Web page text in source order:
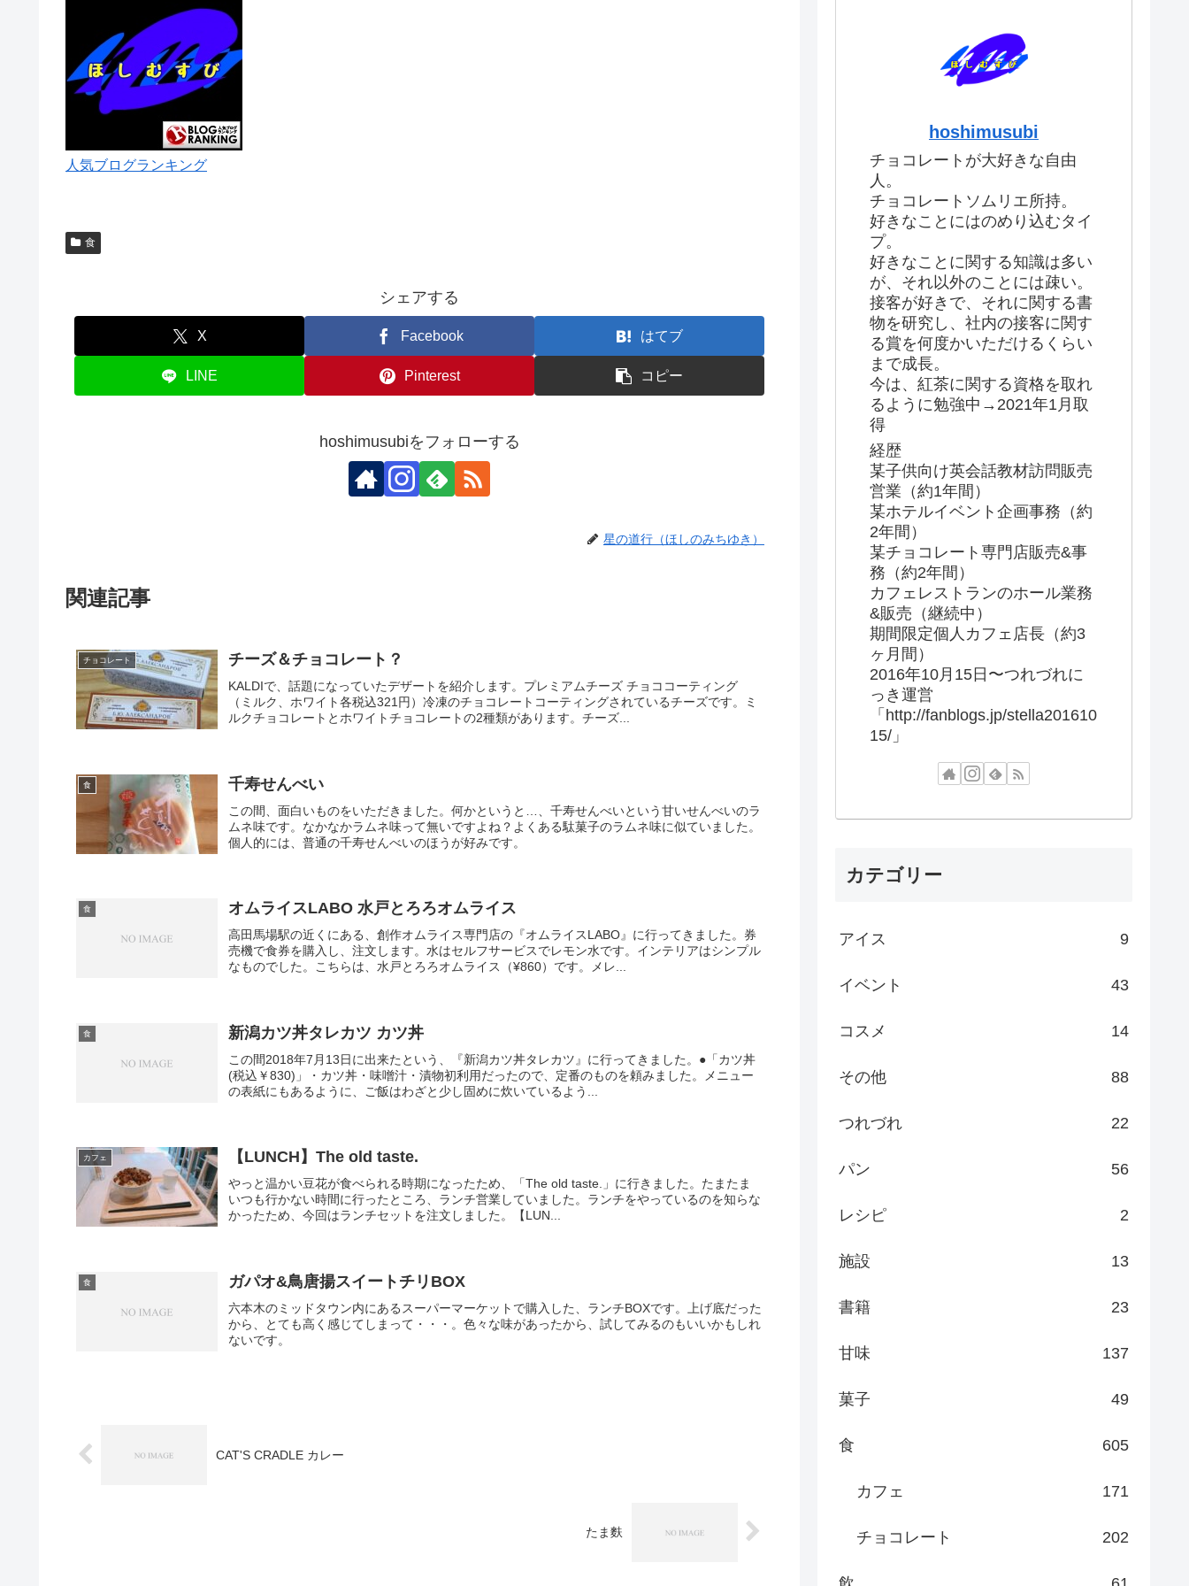
人気ブログランキング
食
シェアする
X Facebook はてブ
LINE Pinterest コピー
hoshimusubiをフォローする
星の道行（ほしのみちゆき）
関連記事
チョコレート チーズ＆チョコレート？
KALDIで、話題になっていたデザートを紹介します。プレミアムチーズ チョココーティング
（ミルク、ホワイト各税込321円）冷凍のチョコレートコーティングされているチーズです。ミ
ルクチョコレートとホワイトチョコレートの2種類があります。チーズ...
食 千寿せんべい
この間、面白いものをいただきました。何かというと…、千寿せんべいという甘いせんべいのラ
ムネ味です。なかなかラムネ味って無いですよね？よくある駄菓子のラムネ味に似ていました。
個人的には、普通の千寿せんべいのほうが好みです。
食 オムライスLABO 水戸とろろオムライス
高田馬場駅の近くにある、創作オムライス専門店の『オムライスLABO』に行ってきました。券
売機で食券を購入し、注文します。水はセルフサービスでレモン水です。インテリアはシンプル
なものでした。こちらは、水戸とろろオムライス（¥860）です。メレ...
食 新潟カツ丼タレカツ カツ丼
この間2018年7月13日に出来たという、『新潟カツ丼タレカツ』に行ってきました。●「カツ丼
(税込￥830)」・カツ丼・味噌汁・漬物初利用だったので、定番のものを頼みました。メニュー
の表紙にもあるように、ご飯はわざと少し固めに炊いているよう...
カフェ 【LUNCH】The old taste.
やっと温かい豆花が食べられる時期になったため、「The old taste.」に行きました。たまたま
いつも行かない時間に行ったところ、ランチ営業していました。ランチをやっているのを知らな
かったため、今回はランチセットを注文しました。【LUN...
食 ガパオ&鳥唐揚スイートチリBOX
六本木のミッドタウン内にあるスーパーマーケットで購入した、ランチBOXです。上げ底だった
から、とても高く感じてしまって・・・。色々な味があったから、試してみるのもいいかもしれ
ないです。
CAT'S CRADLE カレー
たま麩
hoshimusubi
チョコレートが大好きな自由
人。
チョコレートソムリエ所持。
好きなことにはのめり込むタイ
プ。
好きなことに関する知識は多い
が、それ以外のことには疎い。
接客が好きで、それに関する書
物を研究し、社内の接客に関す
る賞を何度かいただけるくらい
まで成長。
今は、紅茶に関する資格を取れ
るように勉強中→2021年1月取
得
経歴
某子供向け英会話教材訪問販売
営業（約1年間）
某ホテルイベント企画事務（約
2年間）
某チョコレート専門店販売&事
務（約2年間）
カフェレストランのホール業務
&販売（継続中）
期間限定個人カフェ店長（約3
ヶ月間）
2016年10月15日〜つれづれに
っき運営
「http://fanblogs.jp/stella201610
15/」
カテゴリー
アイス 9
イベント 43
コスメ 14
その他 88
つれづれ 22
パン 56
レシピ 2
施設 13
書籍 23
甘味 137
菓子 49
食 605
カフェ 171
チョコレート 202